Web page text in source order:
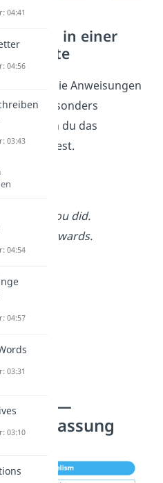
in einer
die Anweisungen
sind besonders
, wenn du das
verwendest.
me what you did.
afterwards.
—
04:41
04:56
03:43
04:54
04:57
03:31
03:10